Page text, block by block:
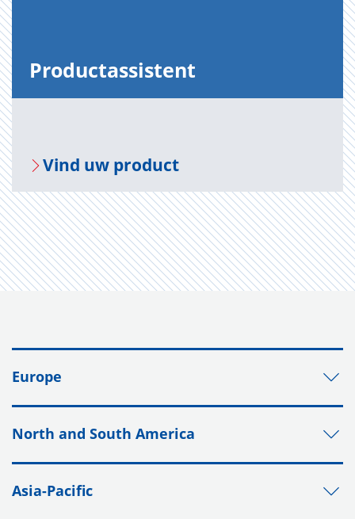
Pro­duct­as­sis­tent
Vind uw pro­duct
Europe
North and South America
Asia-Pacific